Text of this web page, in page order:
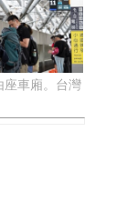
座車廂。台灣